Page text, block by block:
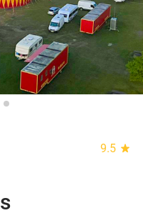
9.5 star